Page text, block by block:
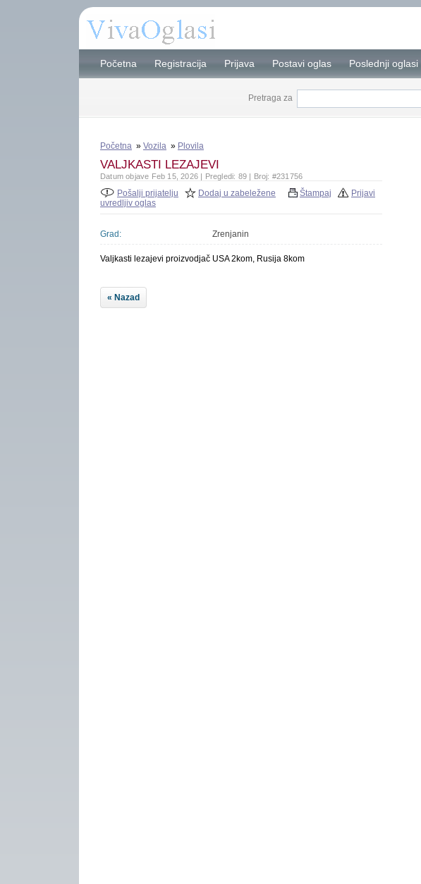
Početna Registracija Prijava Postavi oglas Poslednji oglasi
Pretraga za
Početna » Vozila » Plovila
VALJKASTI LEZAJEVI
Datum objave Feb 15, 2026 | Pregledi: 89 | Broj: #231756
Pošalji prijatelju Dodaj u zabeležene Štampaj
Prijavi
uvredljiv oglas
Grad: Zrenjanin
Valjkasti lezajevi proizvodjač USA 2kom, Rusija 8kom
« Nazad